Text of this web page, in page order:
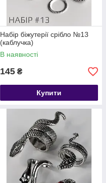
Набір біжутерії срібло №13
(каблучка)
В наявності
145 ₴
Купити